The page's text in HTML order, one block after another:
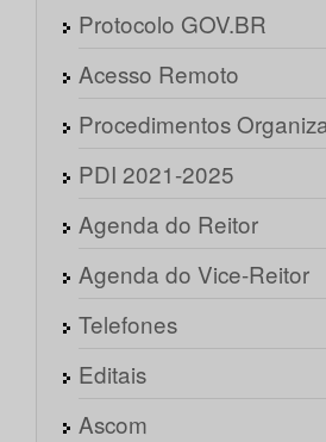
Protocolo GOV.BR
Acesso Remoto
Procedimentos
PDI 2021-2025
Agenda do Reitor
Agenda do Vice-Reitor
Telefones
Editais
Ascom